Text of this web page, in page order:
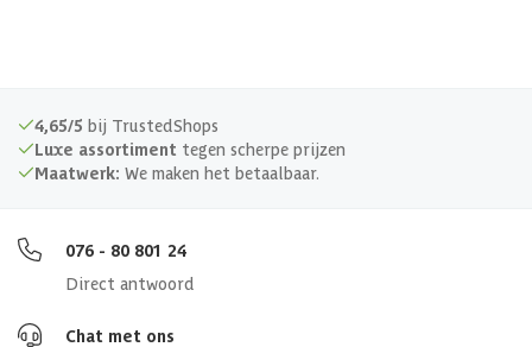
4,65/5 bij TrustedShops
Luxe assortiment tegen scherpe prijzen
Maatwerk: We maken het betaalbaar.
076 - 80 801 24
Direct antwoord
Chat met ons